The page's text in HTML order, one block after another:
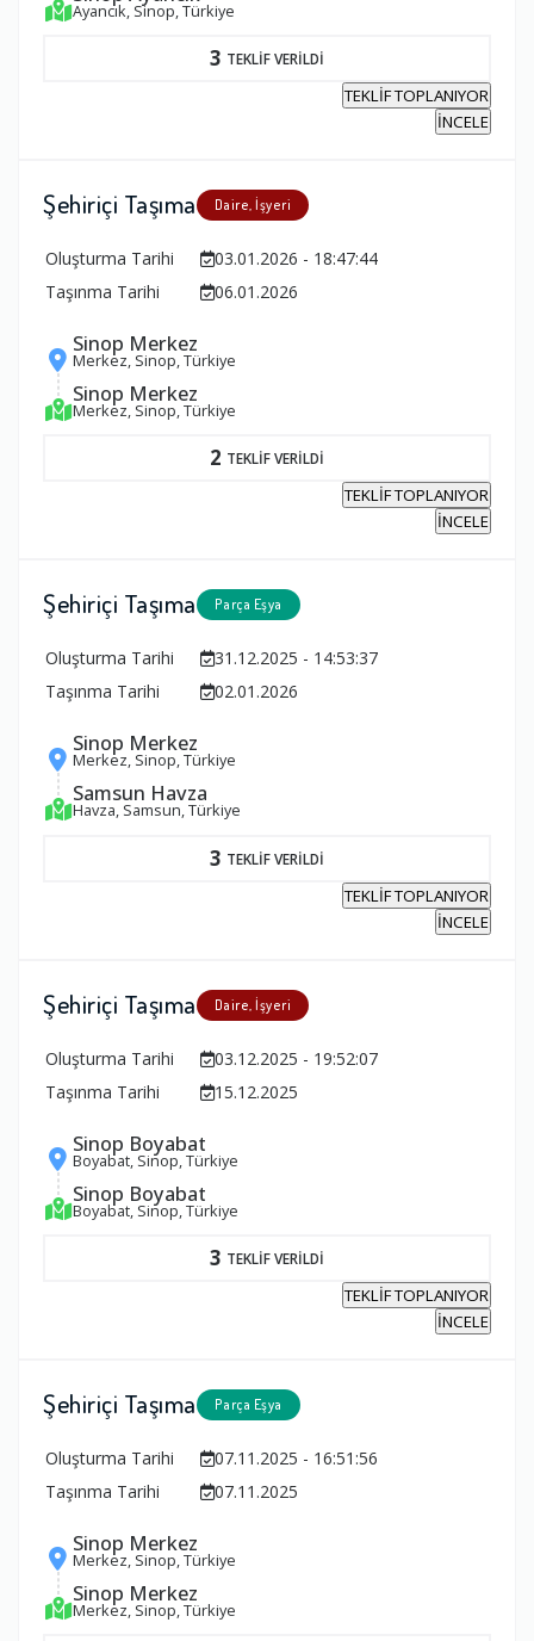
Ayancık, Sinop, Türkiye
3 TEKLİF VERİLDİ
TEKLİF TOPLANIYOR
İNCELE
Şehiriçi Taşıma Daire, İşyeri
Oluşturma Tarihi
03.01.2026 - 18:47:44
Taşınma Tarihi
06.01.2026
Sinop Merkez
Merkez, Sinop, Türkiye
Sinop Merkez
Merkez, Sinop, Türkiye
2 TEKLİF VERİLDİ
TEKLİF TOPLANIYOR
İNCELE
Şehiriçi Taşıma Parça Eşya
Oluşturma Tarihi
31.12.2025 - 14:53:37
Taşınma Tarihi
02.01.2026
Sinop Merkez
Merkez, Sinop, Türkiye
Samsun Havza
Havza, Samsun, Türkiye
3 TEKLİF VERİLDİ
TEKLİF TOPLANIYOR
İNCELE
Şehiriçi Taşıma Daire, İşyeri
Oluşturma Tarihi
03.12.2025 - 19:52:07
Taşınma Tarihi
15.12.2025
Sinop Boyabat
Boyabat, Sinop, Türkiye
Sinop Boyabat
Boyabat, Sinop, Türkiye
3 TEKLİF VERİLDİ
TEKLİF TOPLANIYOR
İNCELE
Şehiriçi Taşıma Parça Eşya
Oluşturma Tarihi
07.11.2025 - 16:51:56
Taşınma Tarihi
07.11.2025
Sinop Merkez
Merkez, Sinop, Türkiye
Sinop Merkez
Merkez, Sinop, Türkiye